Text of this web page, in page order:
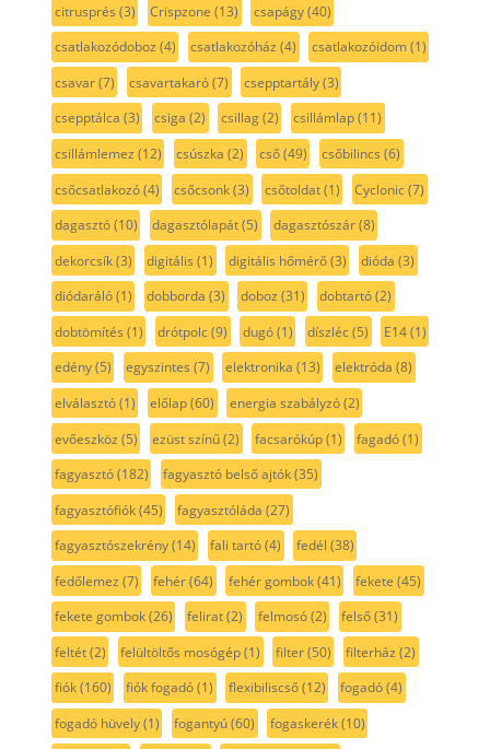
citrusprés (3) Crispzone (13) csapágy(40)
csatlakozódoboz (4) csatlakozóház (4) csatlakozóidom(1)
csavar(7) csavartakaró(7) csepptartály(3)
csepptálca (3) csiga (2) csillag(2) csillámlap(11)
csillámlemez (12) csúszka (2) cső(49) csőbilincs (6)
csőcsatlakozó(4) csőcsonk(3) csőtoldat(1) Cyclonic(7)
dagasztó(10) dagasztólapát(5) dagasztószár(8)
dekorcsík(3) digitális (1) digitális hőmérő(3) dióda (3)
diódaráló(1) dobborda (3) doboz (31) dobtartó(2)
dobtömítés (1) drótpolc(9) dugó(1) díszléc(5) E14(1)
edény(5) egyszintes (7) elektronika (13) elektróda (8)
elválasztó(1) előlap(60) energia szabályzó(2)
evőeszköz (5) ezüst színű(2) facsarókúp(1) fagadó(1)
fagyasztó(182) fagyasztó belső ajtók(35)
fagyasztófiók(45) fagyasztóláda (27)
fagyasztószekrény(14) fali tartó(4) fedél (38)
fedőlemez (7) fehér(64) fehér gombok(41) fekete (45)
fekete gombok(26) felirat(2) felmosó(2) felső(31)
feltét(2) felültöltős mosógép(1) filter(50) filterház (2)
fiók(160) fiók fogadó(1) flexibiliscső(12) fogadó(4)
fogadó hüvely(1) fogantyú(60) fogaskerék(10)